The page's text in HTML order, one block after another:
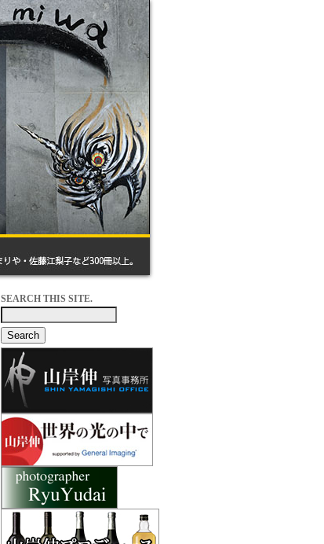
SEARCH THIS SITE.